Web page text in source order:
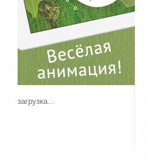
загрузка...